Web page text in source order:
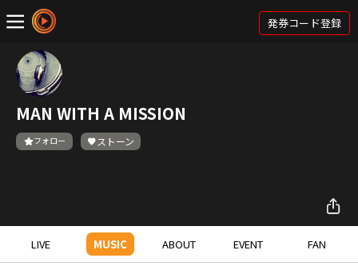
発券コード登録
MAN WITH A MISSION
フォロー ストーン
LIVE MUSIC ABOUT EVENT FAN